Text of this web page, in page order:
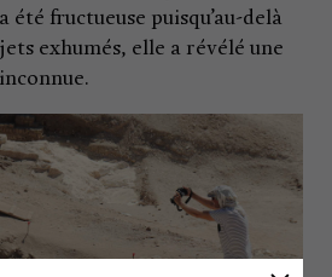
été fructueuse puisqu’au-delà
exhumés, elle a révélé une